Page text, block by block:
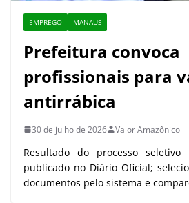
EMPREGO MANAUS
Prefeitura convoca
profissionais para
antirrábica
30 de julho de 2026 Valor Amazônico
Resultado do processo
publicado no Diário Oficial;
documentos pelo sistema e